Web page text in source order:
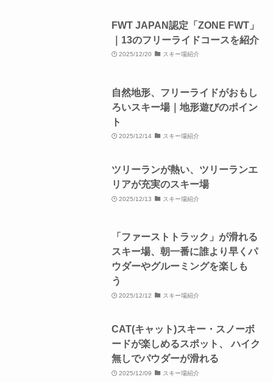
FWT JAPAN認定「ZONE FWT」
｜13のフリーライドコースを紹介
2025/12/20 スキー場紹介
自然地形、フリーライドがおもし
ろいスキー場｜地形遊びのポイン
ト
2025/12/14 スキー場紹介
ツリーランが熱い、ツリーランエ
リアが充実のスキー場
2025/12/13 スキー場紹介
「ファーストトラック」が滑れる
スキー場、朝一番に誰より早くパ
ウダーやグルーミングを楽しも
う
2025/12/12 スキー場紹介
CAT(キャット)スキー・スノーボ
ードが楽しめるスポット、 ハイク
無しでパウダーが滑れる
2025/12/09 スキー場紹介